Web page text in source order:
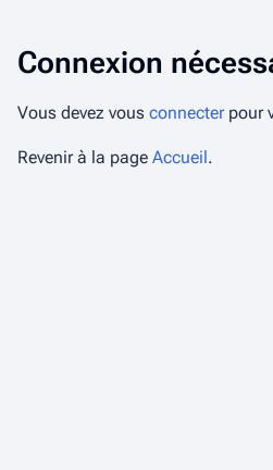
Connexion
Vous devez vous connecterpour
Revenir à la page Accueil.